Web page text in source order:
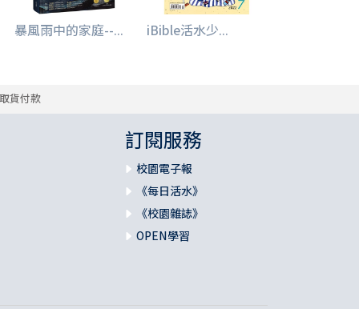
暴風雨中的家庭--... iBible活水少...
貨付款
訂閱服務
校園電子報
《每日活水》
《校園雜誌》
OPEN學習